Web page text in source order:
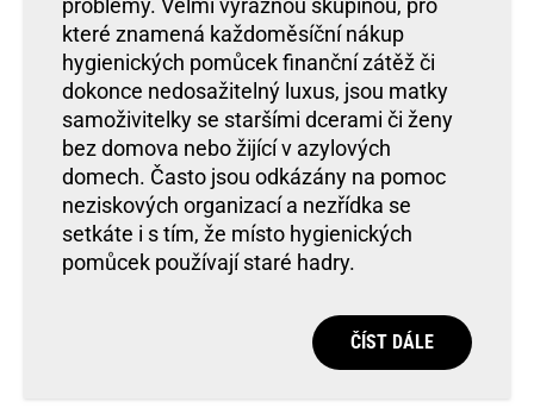
problémy. Velmi výraznou skupinou, pro
které znamená každoměsíční nákup
hygienických pomůcek finanční zátěž či
dokonce nedosažitelný luxus, jsou matky
samoživitelky se staršími dcerami či ženy
bez domova nebo žijící v azylových
domech. Často jsou odkázány na pomoc
neziskových organizací a nezřídka se
setkáte i s tím, že místo hygienických
pomůcek používají staré hadry.
ČÍST DÁLE